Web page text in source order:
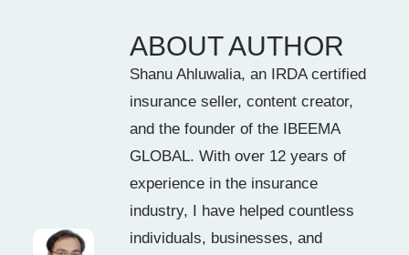
ABOUT AUTHOR
Shanu Ahluwalia, an IRDA certified
insurance seller, content creator,
and the founder of the IBEEMA
GLOBAL. With over 12 years of
experience in the insurance
industry, I have helped countless
individuals, businesses, and